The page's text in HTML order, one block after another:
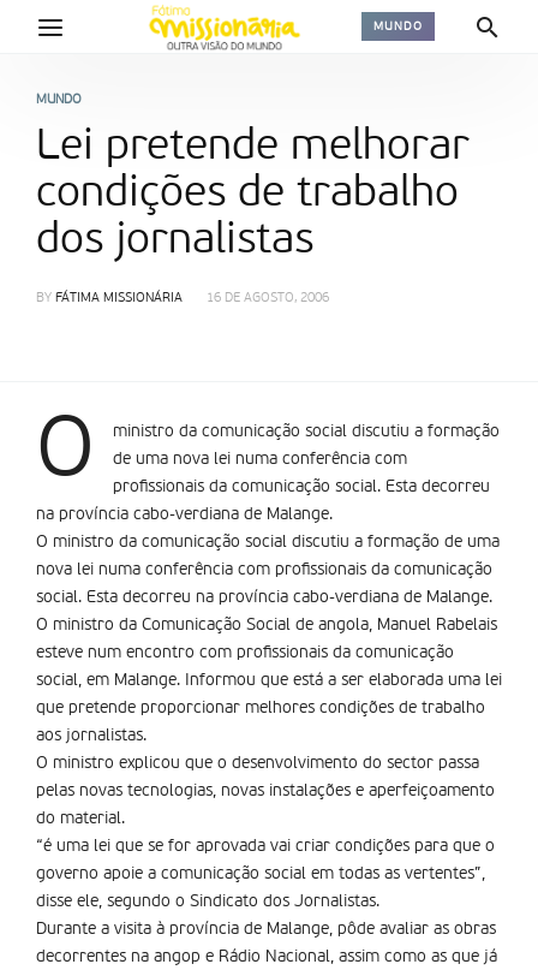
MUNDO
MUNDO
Lei pretende melhorar
condições de trabalho
dos jornalistas
BY FÁTIMA MISSIONÁRIA 16 DE AGOSTO, 2006
O
ministro da comunicação social discutiu a formação
de uma nova lei numa conferência com
profissionais da comunicação social. Esta decorreu
na província cabo-verdiana de Malange.
O ministro da comunicação social discutiu a formação de uma
nova lei numa conferência com profissionais da comunicação
social. Esta decorreu na província cabo-verdiana de Malange.
O ministro da Comunicação Social de angola, Manuel Rabelais
esteve num encontro com profissionais da comunicação
social, em Malange. Informou que está a ser elaborada uma lei
que pretende proporcionar melhores condições de trabalho
aos jornalistas.
O ministro explicou que o desenvolvimento do sector passa
pelas novas tecnologias, novas instalações e aperfeiçoamento
do material.
“é uma lei que se for aprovada vai criar condições para que o
governo apoie a comunicação social em todas as vertentes”,
disse ele, segundo o Sindicato dos Jornalistas.
Durante a visita à província de Malange, pôde avaliar as obras
decorrentes na angop e Rádio Nacional, assim como as que já